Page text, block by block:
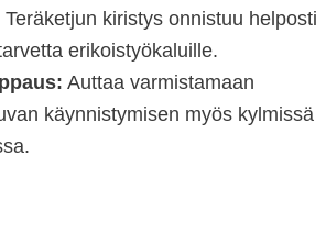
Teräketjun kiristys onnistuu helposti
erikoistyökaluille.
Auttaa varmistamaan
käynnistymisen myös kylmissä